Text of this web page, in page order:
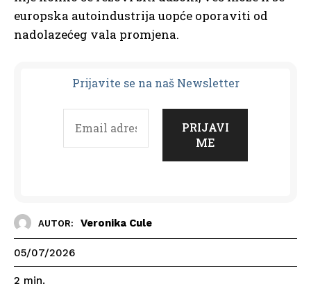
europska autoindustrija uopće oporaviti od
nadolazećeg vala promjena.
Prijavite se na naš Newsletter
AUTOR: Veronika Cule
05/07/2026
2 min.